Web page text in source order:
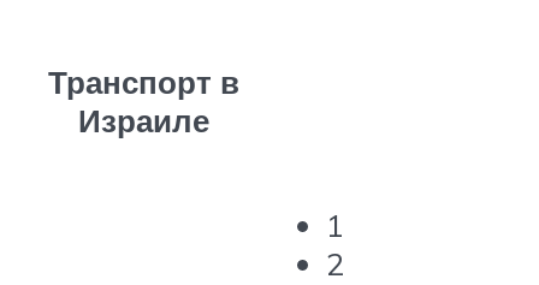
Транспорт в
Израиле
1
2